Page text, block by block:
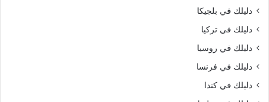
دليلك في بلجيكا
دليلك في تركيا
دليلك في روسيا
دليلك في فرنسا
دليلك في كندا